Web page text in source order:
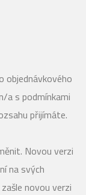
objednávkového
a s podmínkami
přijímáte.
Novou verzi
na svých
novou verzi